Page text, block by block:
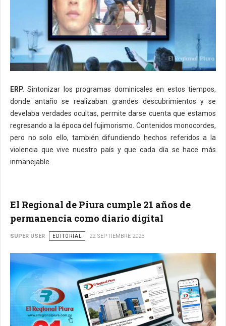
ERP. Sintonizar los programas dominicales en estos tiempos,
donde antaño se realizaban grandes descubrimientos y se
develaba verdades ocultas, permite darse cuenta que estamos
regresando a la época del fujimorismo. Contenidos monocordes,
pero no solo ello, también difundiendo hechos referidos a la
violencia que vive nuestro país y que cada día se hace más
inmanejable.
El Regional de Piura cumple 21 años de
permanencia como diario digital
SUPER USER EDITORIAL 22 SEPTIEMBRE 2023